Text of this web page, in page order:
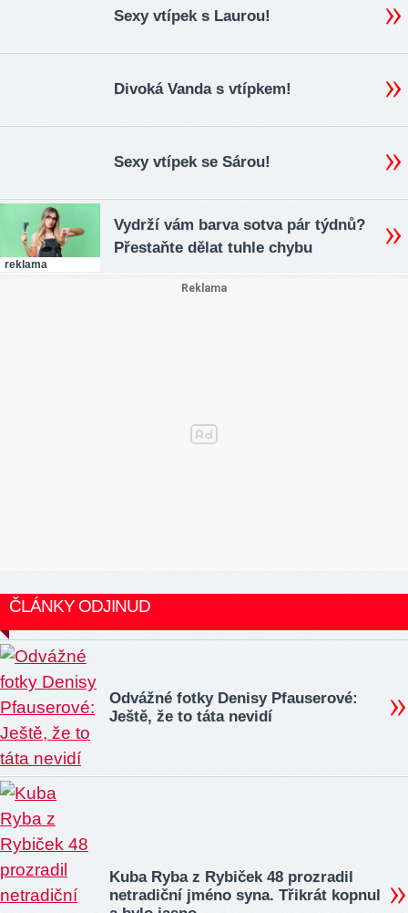
Sexy vtípek s Laurou!
Divoká Vanda s vtípkem!
Sexy vtípek se Sárou!
reklama
Vydrží vám barva sotva pár týdnů?
Přestaňte dělat tuhle chybu
ČLÁNKY ODJINUD
Odvážné fotky Denisy Pfauserové:
Ještě, že to táta nevidí
Kuba Ryba z Rybiček 48 prozradil
netradiční jméno syna. Třikrát kopnul